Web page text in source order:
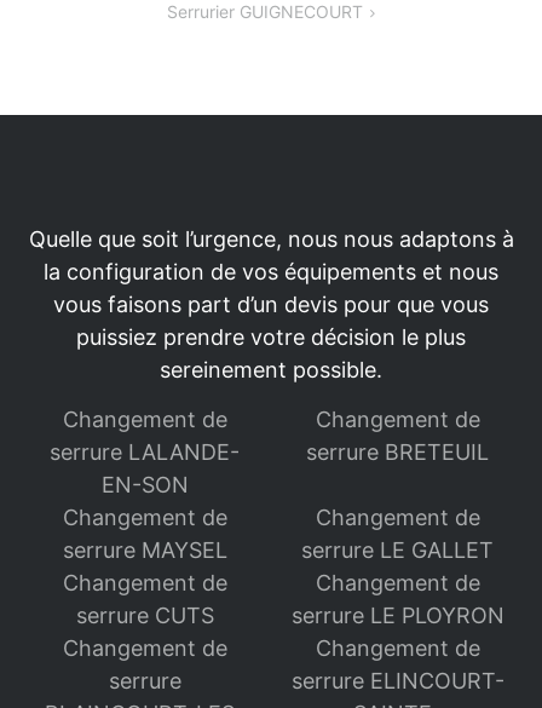
Serrurier GUIGNECOURT
Quelle que soit l’urgence, nous nous adaptons à
la configuration de vos équipements et nous
vous faisons part d’un devis pour que vous
puissiez prendre votre décision le plus
sereinement possible.
Changement de
serrure LALANDE-
EN-SON
Changement de
serrure BRETEUIL
Changement de
serrure MAYSEL
Changement de
serrure LE GALLET
Changement de
serrure CUTS
Changement de
serrure LE PLOYRON
Changement de
serrure
Changement de
serrure ELINCOURT-